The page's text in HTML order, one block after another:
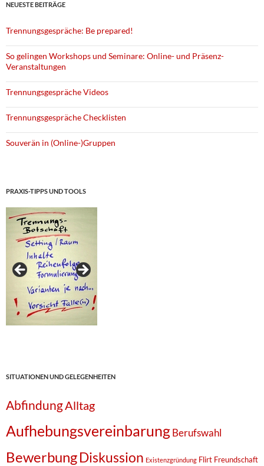
NEUESTE BEITRÄGE
Trennungsgespräche: Be prepared!
So gelingen Workshops und Seminare: Online- und Präsenz-
Veranstaltungen
Trennungsgespräche Videos
Trennungsgespräche Checklisten
Souverän in (Online-)Gruppen
PRAXIS-TIPPS UND TOOLS
SITUATIONEN UND GELEGENHEITEN
AbfindungAlltag
AufhebungsvereinbarungBerufswahl
BewerbungDiskussion Existenzgründung Flirt Freundschaft